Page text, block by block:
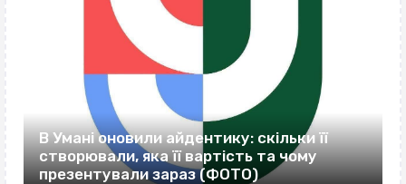
В Умані оновили айдентику: скільки її
створювали, яка її вартість та чому
презентували зараз (ФОТО)